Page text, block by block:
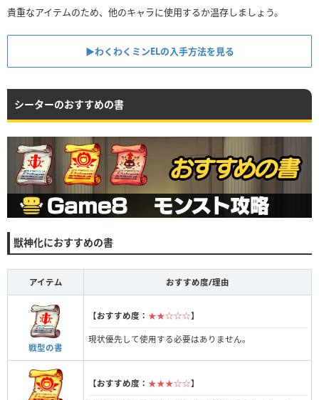
貴重なアイテムのため、他のキャラに使用するか温存しましょう。
▶︎わくわくミンELの入手方法を見る
シーターのおすすめの書
獣神化におすすめの書
アイテム おすすめ度/理由
戦型の書
【おすすめ度： ★★☆☆☆】
現状優先して使用する必要はありません。
【おすすめ度： ★★★☆☆】